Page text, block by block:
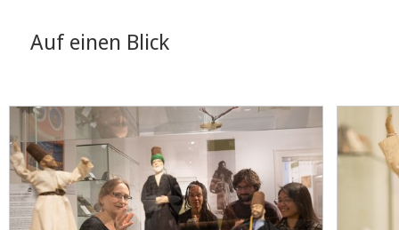
Auf einen Blick